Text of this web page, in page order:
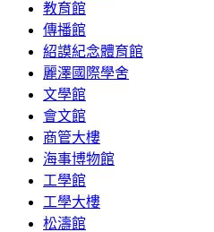
教育館
傳播館
紹謨紀念體育館
麗澤國際學舍
文學館
會文館
商管大樓
海事博物館
工學館
工學大樓
松濤館